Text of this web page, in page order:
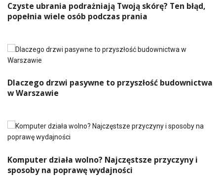
Czyste ubrania podrażniają Twoją skórę? Ten błąd,
popełnia wiele osób podczas prania
Dlaczego drzwi pasywne to przyszłość budownictwa
w Warszawie
Komputer działa wolno? Najczęstsze przyczyny i
sposoby na poprawę wydajności